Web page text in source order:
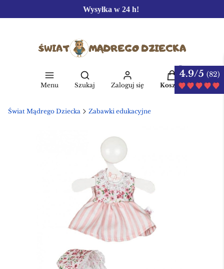
Wysyłka w 24 h!
Menu
Otwórz wyszukiwarkę
Szukaj Zaloguj się
Produkty w
Koszyk
Świat Mądrego Dziecka Zabawki edukacyjne
4.9/5 (82)